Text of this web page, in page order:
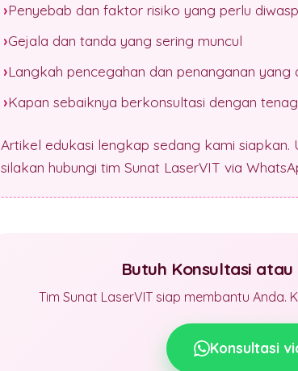
Penyebab dan faktor risiko yang perlu
Gejala dan tanda yang sering muncul
Langkah pencegahan dan penanganan yang
Kapan sebaiknya berkonsultasi dengan
Artikel edukasi lengkap sedang kami siapkan.
silakan hubungi tim Sunat LaserVIT via
Butuh Konsultasi
Tim Sunat LaserVIT siap membantu Anda.
Konsultasi